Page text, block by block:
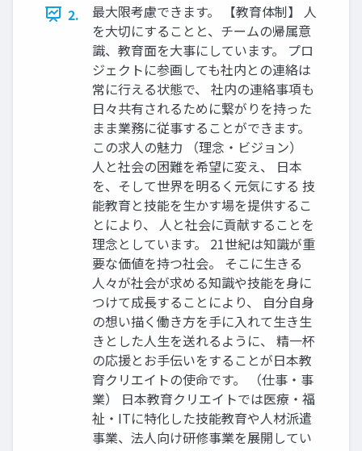
2.
最大限考慮できます。 【教育体制】 人
を大切にすることと、チームの帰属意
識、教育面を大事にしています。 プロ
ジェクトに参画しても社内との連絡は
常に行える状態で、 社内の連絡事項も
日々共有されるために繋がりを持った
まま業務に従事することができます。
この求人の魅力 （理念・ビジョン）
人と社会の困難を希望に変え、 日本
を、そして世界を明るく元気にする 技
能教育と技能を⽣かす場を提供するこ
とにより、 人と社会に貢献することを
理念としています。 21世紀は知識が重
要な価値を持つ社会。 そこに⽣きる
人々が社会が求める知識や技能を身に
つけて成長することにより、 自分自身
の想い描く働き方を手に入れて⽣き⽣
きとした人⽣を送れるように、 精一杯
の応援とお手伝いをすることが日本教
育クリエイトの使命です。 （仕事・事
業） 日本教育クリエイトでは医療・福
祉・ITに特化した技能教育や人材派遣
事業、法人向け研修事業を展開してい